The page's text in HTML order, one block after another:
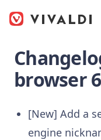
browser
[New] Add a
engine